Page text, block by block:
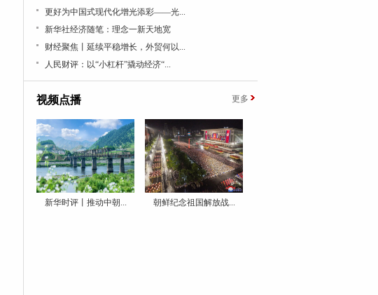
更好为中国式现代化增光添彩——光...
新华社经济随笔：理念一新天地宽
财经聚焦丨延续平稳增长，外贸何以...
人民财评：以“小杠杆”撬动经济“...
视频点播 更多
新华时评丨推动中朝... 朝鲜纪念祖国解放战...